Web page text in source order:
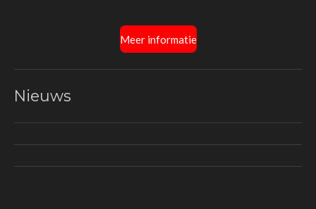
Meer informatie
Nieuws